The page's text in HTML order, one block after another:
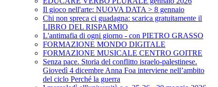
Il gioco nell'arte: NUOVA DATA > 8 gennaio
Chi non spreca ci guadagna: scarica gratuitamente il
LIBRO DEL RISPARMIO
L'antimafia di ogni giorno - con PIETRO GRASSO
FORMAZIONE MONDO DIGITALE
FORMAZIONE MUSICALE CENTRO GOITRE
Senza pace. Storia del conflitto israelo-palestinese.
Giovedì 4 dicembre Anna Foa interviene nell’ambito
del ciclo Perché la guerra